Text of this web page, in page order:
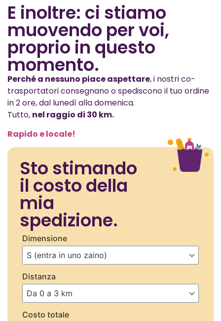
E inoltre: ci stiamo
muovendo per voi,
proprio in questo
momento.
Perché a nessuno piace aspettare, i nostri co-
trasportatori consegnano o spediscono il tuo ordine
in 2 ore, dal lunedì alla domenica.
Tutto, nel raggio di 30 km.
Rapido e locale!
Sto stimando
il costo della
mia
spedizione.
Dimensione
Distanza
Costo totale